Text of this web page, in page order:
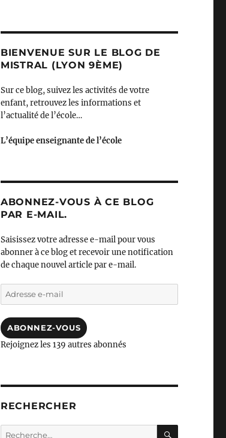
BIENVENUE SUR LE BLOG DE
MISTRAL (LYON 9ÈME)
Sur ce blog, suivez les activités de votre
enfant, retrouvez les informations et
l’actualité de l’école…
L’équipe enseignante de l’école
ABONNEZ-VOUS À CE BLOG
PAR E-MAIL.
Saisissez votre adresse e-mail pour vous
abonner à ce blog et recevoir une notification
de chaque nouvel article par e-mail.
Adresse
e-
ABONNEZ-VOUS
Rejoignez les 139 autres abonnés
RECHERCHER
Recherche